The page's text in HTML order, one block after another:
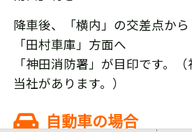
降車後、「横内」の交差点か
「田村車庫」方面へ
「神田消防署」が目印です。
当社があります。）
自動車の場合